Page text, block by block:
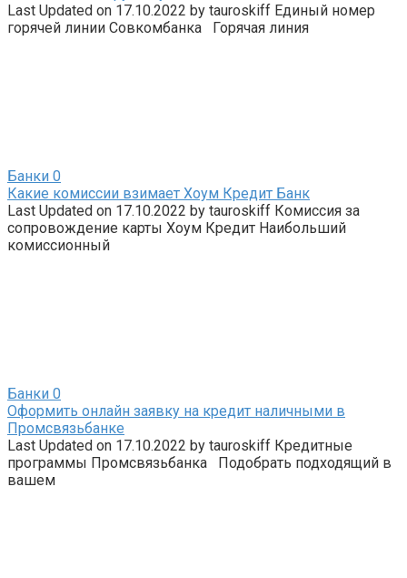
Last Updated on 17.10.2022 by tauroskiff Единый номер
горячей линии Совкомбанка Горячая линия
Банки 0
Какие комиссии взимает Хоум Кредит Банк
Last Updated on 17.10.2022 by tauroskiff Комиссия за
сопровождение карты Хоум Кредит Наибольший
комиссионный
Банки 0
Оформить онлайн заявку на кредит наличными в
Промсвязьбанке
Last Updated on 17.10.2022 by tauroskiff Кредитные
программы Промсвязьбанка Подобрать подходящий в
вашем